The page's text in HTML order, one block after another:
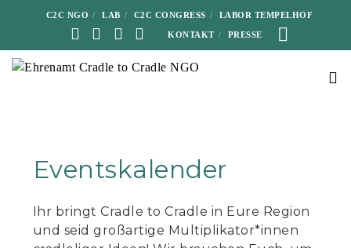
C2C NGO LAB C2C CONGRESS LABOR TEMPELHOF
KONTAKT PRESSE
Eventskalender
Ihr bringt Cradle to Cradle in Eure Region
und seid großartige Multiplikator*innen